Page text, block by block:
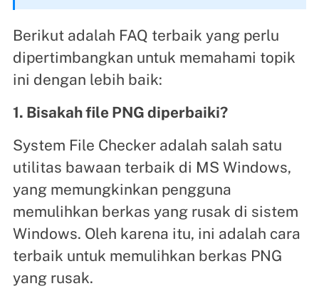
Berikut adalah FAQ terbaik yang perlu
dipertimbangkan untuk memahami topik
ini dengan lebih baik:
1. Bisakah file PNG diperbaiki?
System File Checker adalah salah satu
utilitas bawaan terbaik di MS Windows,
yang memungkinkan pengguna
memulihkan berkas yang rusak di sistem
Windows. Oleh karena itu, ini adalah cara
terbaik untuk memulihkan berkas PNG
yang rusak.